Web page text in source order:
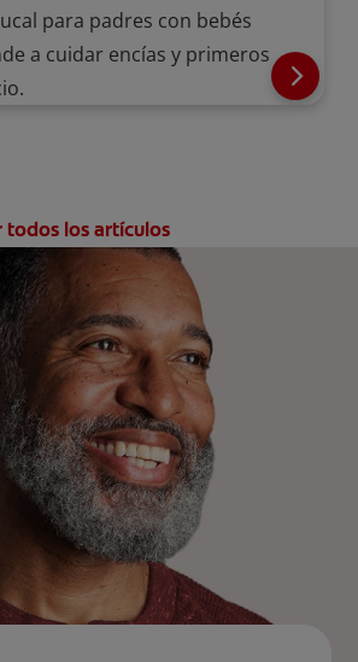
para padres con bebés
a cuidar encías y primeros
todos los artículos